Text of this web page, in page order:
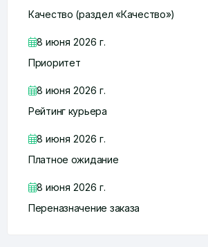
Качество (раздел «Качество»)
8 июня 2026 г.
Приоритет
8 июня 2026 г.
Рейтинг курьера
8 июня 2026 г.
Платное ожидание
8 июня 2026 г.
Переназначение заказа